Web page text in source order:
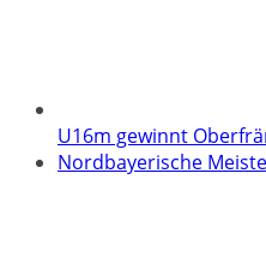
U16m gewinnt
Nordbayerische